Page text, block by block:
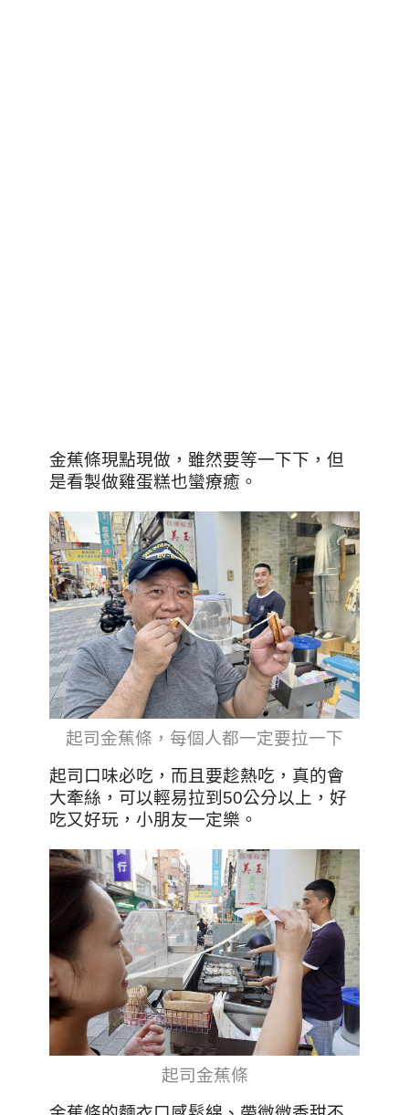
金蕉條現點現做，雖然要等一下下，但
是看製做雞蛋糕也蠻療癒。
起司金蕉條，每個人都一定要拉一下
起司口味必吃，而且要趁熱吃，真的會
大牽絲，可以輕易拉到50公分以上，好
吃又好玩，小朋友一定樂。
起司金蕉條